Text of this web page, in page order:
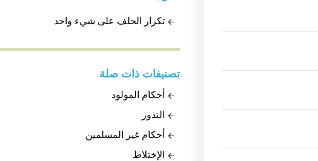
تكرار الحلف على شيء واحد
تصنيفات ذات صلة
أحكام المولود
النذور
أحكام غير المسلمين
الإختلاط